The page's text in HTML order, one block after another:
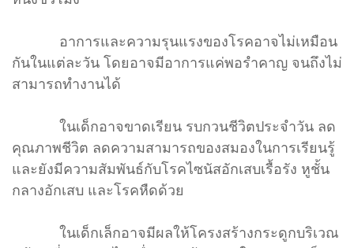
อาการและความรุนแรงของโรคอาจไม่เหมือน
กันในแต่ละวัน โดยอาจมีอาการแค่พอรำคาญ จนถึงไม่
สามารถทำงานได้
ในเด็กอาจขาดเรียน รบกวนชีวิตประจำวัน ลด
คุณภาพชีวิต ลดความสามารถของสมองในการเรียนรู้
และยังมีความสัมพันธ์กับโรคไซนัสอักเสบเรื้อรัง หูชั้น
กลางอักเสบ และโรคหืดด้วย
ในเด็กเล็กอาจมีผลให้โครงสร้างกระดูกบริเวณ